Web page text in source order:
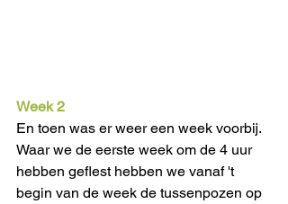
Week 2
En toen was er weer een week voorbij.
Waar we de eerste week om de 4 uur
hebben geflest hebben we vanaf 't
begin van de week de tussenpozen op